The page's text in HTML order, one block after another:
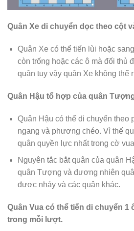
Quân Xe di chuyển dọc theo cột
Quân Xe có thể tiến lùi hoặc
còn trống hoặc các ô mà đối thủ
quân tuy vậy quân Xe không thể
Quân Hậu tổ hợp của quân
Quân Hậu có thể di chuyển
ngang và phương chéo. Vì thế
quân quyền lực nhất trong cờ
Nguyên tắc bắt quân của quân
quân Tượng và đương nhiên
được nhảy và các quân khác.
Quân Vua có thể tiến di chuyển 1
trong mỗi lượt.